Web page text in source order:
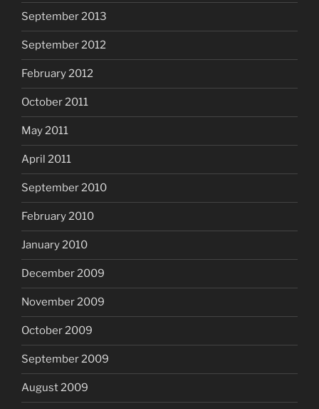
September 2013
September 2012
February 2012
October 2011
May 2011
April 2011
September 2010
February 2010
January 2010
December 2009
November 2009
October 2009
September 2009
August 2009